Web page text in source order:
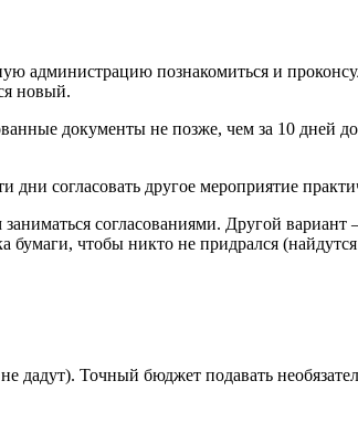
администрацию познакомиться и
новый.
документы не позже, чем за 10 дней
согласовать другое мероприятие
согласованиями. Другой вариант
чтобы никто не придрался
не дадут). Точный бюджет подавать